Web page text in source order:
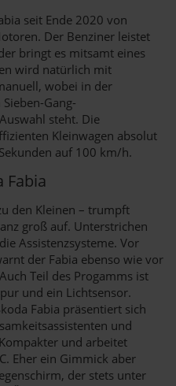
seit Ende 2020 von
Der Benziner leistet
bringt es mitsamt eines
wird natürlich mit
wobei in der
Gang-
steht. Die
Kleinwagen absolut
auf 100 km/h.
Fabia
den Kleinen – trumpft
groß auf. Unterstrichen
Assistenzsysteme. Vor
der Fabia ebenso wie vor
Teil des Progamms ist
und ein Lichtsensor.
Fabia präsentiert sich
und
und arbeitet
Eher ein Gimmick aber
der stets unter